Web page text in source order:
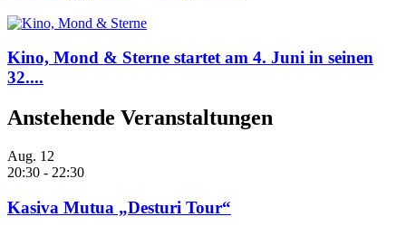
Kino, Mond & Sterne startet am 4. Juni in seinen
32....
Anstehende Veranstaltungen
Aug. 12
20:30 - 22:30
Kasiva Mutua „Desturi Tour“